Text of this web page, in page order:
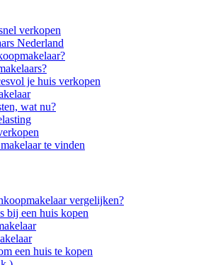
verkopen
Nederland
je huis verkopen
wat nu?
te vinden
vergelijken?
bij een huis kopen
een huis te kopen